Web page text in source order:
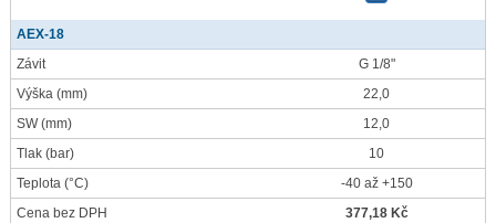
AEX-18
Závit
G 1/8"
Výška (mm)
22,0
SW(mm)
12,0
Tlak (bar)
10
Teplota (°C)
-40 až +150
Cena bez DPH
377,18 Kč